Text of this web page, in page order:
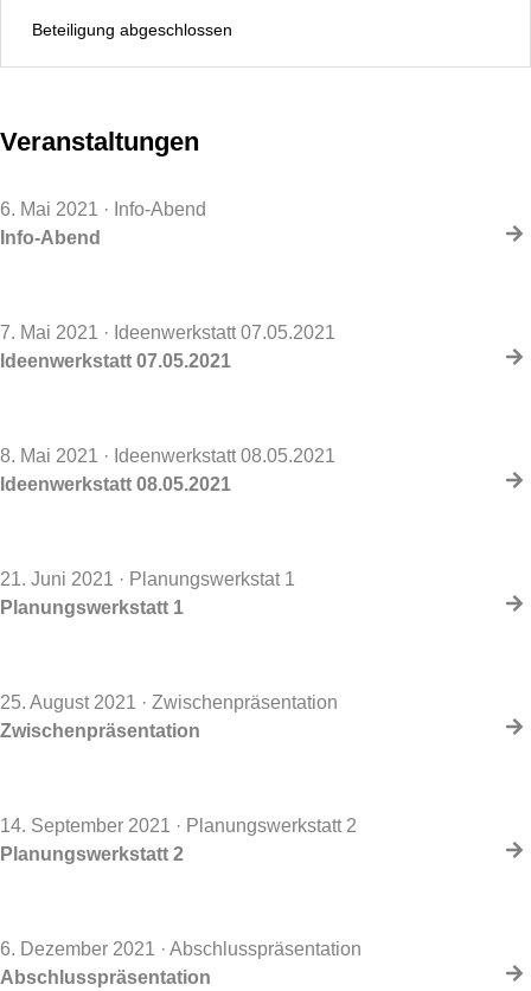
Beteiligung abgeschlossen
Veranstaltungen
6. Mai 2021 · Info-Abend
Info-Abend
7. Mai 2021 · Ideenwerkstatt 07.05.2021
Ideenwerkstatt 07.05.2021
8. Mai 2021 · Ideenwerkstatt 08.05.2021
Ideenwerkstatt 08.05.2021
21. Juni 2021 · Planungswerkstat 1
Planungswerkstatt 1
25. August 2021 · Zwischenpräsentation
Zwischenpräsentation
14. September 2021 · Planungswerkstatt 2
Planungswerkstatt 2
6. Dezember 2021 · Abschlusspräsentation
Abschlusspräsentation